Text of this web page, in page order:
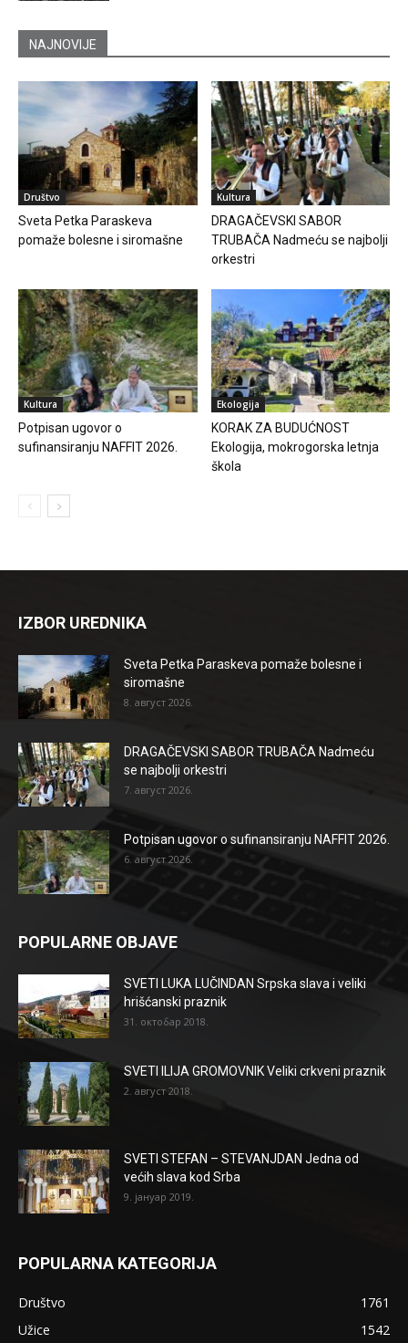
NAJNOVIJE
Društvo
Sveta Petka Paraskeva
pomaže bolesne i siromašne
Kultura
DRAGAČEVSKI SABOR
TRUBAČA Nadmeću se najbolji
orkestri
Kultura
Potpisan ugovor o
sufinansiranju NAFFIT 2026.
Ekologija
KORAK ZA BUDUĆNOST
Ekologija, mokrogorska letnja
škola
IZBOR UREDNIKA
Sveta Petka Paraskeva pomaže bolesne i
siromašne
8. август 2026.
DRAGAČEVSKI SABOR TRUBAČA Nadmeću
se najbolji orkestri
7. август 2026.
Potpisan ugovor o sufinansiranju NAFFIT 2026.
6. август 2026.
POPULARNE OBJAVE
SVETI LUKA LUČINDAN Srpska slava i veliki
hrišćanski praznik
31. октобар 2018.
SVETI ILIJA GROMOVNIK Veliki crkveni praznik
2. август 2018.
SVETI STEFAN – STEVANJDAN Jedna od
većih slava kod Srba
9. јануар 2019.
POPULARNA KATEGORIJA
Društvo
1761
Užice
1542